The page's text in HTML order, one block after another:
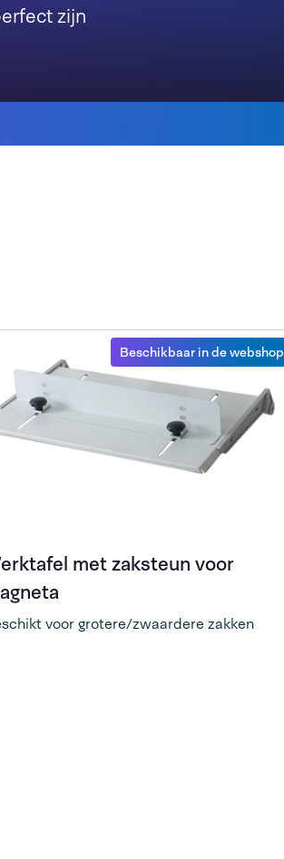
zijn
Beschikbaar in de webshop
met zaksteun voor
voor grotere/zwaardere zakken